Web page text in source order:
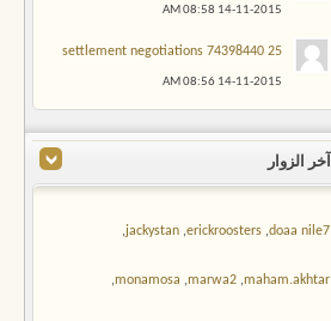
14-11-2015
08:58 AM
25 settlement negotiations 74398440
14-11-2015
08:56 AM
آخر الزوار
doaa nile7
,
erickroosters
,
jackystan
,
maham.akhtar
,
marwa2
,
monamosa
,